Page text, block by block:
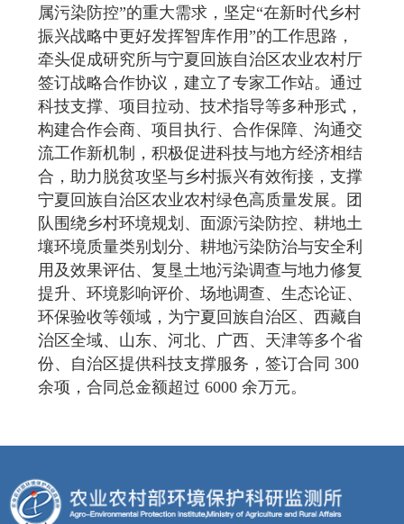
属污染防控”的重大需求，坚定“在新时代乡村
振兴战略中更好发挥智库作用”的工作思路，
牵头促成研究所与宁夏回族自治区农业农村厅
签订战略合作协议，建立了专家工作站。通过
科技支撑、项目拉动、技术指导等多种形式，
构建合作会商、项目执行、合作保障、沟通交
流工作新机制，积极促进科技与地方经济相结
合，助力脱贫攻坚与乡村振兴有效衔接，支撑
宁夏回族自治区农业农村绿色高质量发展。团
队围绕乡村环境规划、面源污染防控、耕地土
壤环境质量类别划分、耕地污染防治与安全利
用及效果评估、复垦土地污染调查与地力修复
提升、环境影响评价、场地调查、生态论证、
环保验收等领域，为宁夏回族自治区、西藏自
治区全域、山东、河北、广西、天津等多个省
份、自治区提供科技支撑服务，签订合同 300
余项，合同总金额超过 6000 余万元。